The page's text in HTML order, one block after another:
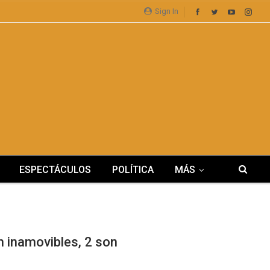
Sign In
ESPECTÁCULOS POLÍTICA MÁS
inamovibles, 2 son